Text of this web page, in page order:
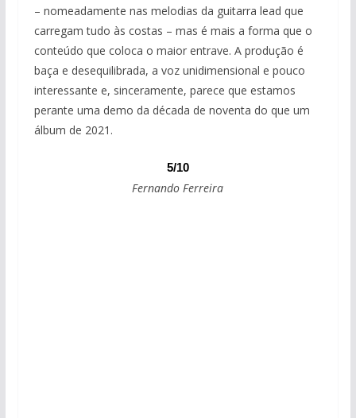
– nomeadamente nas melodias da guitarra lead que
carregam tudo às costas – mas é mais a forma que o
conteúdo que coloca o maior entrave. A produção é
baça e desequilibrada, a voz unidimensional e pouco
interessante e, sinceramente, parece que estamos
perante uma demo da década de noventa do que um
álbum de 2021.
5/10
Fernando Ferreira